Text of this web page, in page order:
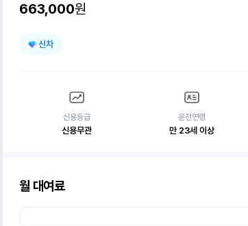
663,000원
신차
신용등급
신용무관
운전연령
만 23세 이상
월 대여료